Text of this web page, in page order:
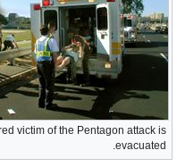
victim of the Pentagon attack is
evacuated.
خالد
شيخ
محمد